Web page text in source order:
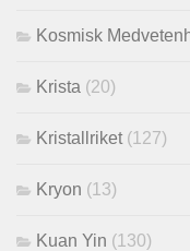
Kosmisk
Krista (20)
Kristallriket (127)
Kryon (13)
Kuan Yin (130)